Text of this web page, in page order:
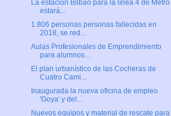
La estación Bilbao para la línea 4 de Metro
estará...
1.806 personas personas fallecidas en
2018, se red...
Aulas Profesionales de Emprendimiento
para alumnos...
El plan urbanístico de las Cocheras de
Cuatro Cami...
Inaugurada la nueva oficina de empleo
'Goya' y del...
Nuevos equipos y material de rescate para